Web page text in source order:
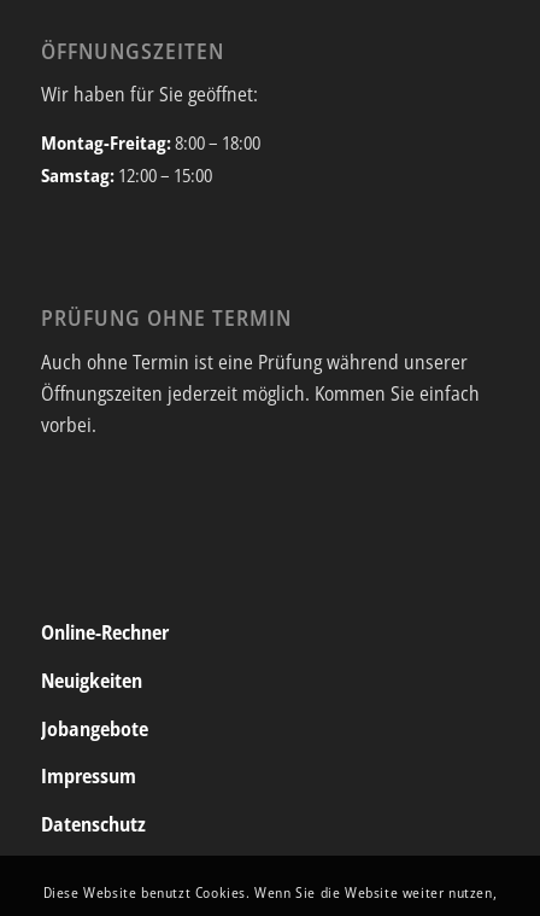
ÖFFNUNGSZEITEN
Wir haben für Sie geöffnet:
Montag-Freitag:8:00 – 18:00
Samstag: 12:00 – 15:00
PRÜFUNG OHNE TERMIN
Auch ohne Termin ist eine Prüfung während unserer
Öffnungszeiten jederzeit möglich. Kommen Sie einfach
vorbei.
Online-Rechner
Neuigkeiten
Jobangebote
Impressum
Datenschutz
Diese Website benutzt Cookies. Wenn Sie die Website weiter nutzen,